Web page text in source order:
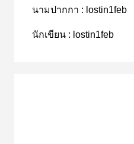
นามปากกา : lostin1feb
นักเขียน : lostin1feb